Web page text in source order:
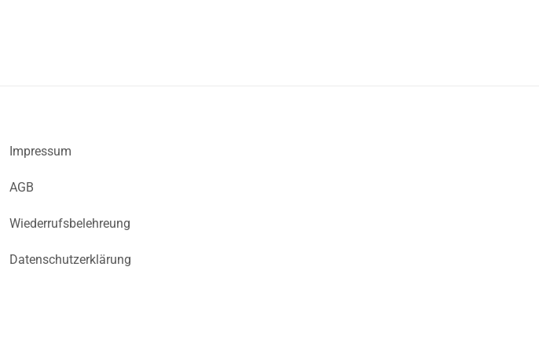
Impressum
AGB
Wiederrufsbelehreung
Datenschutzerklärung